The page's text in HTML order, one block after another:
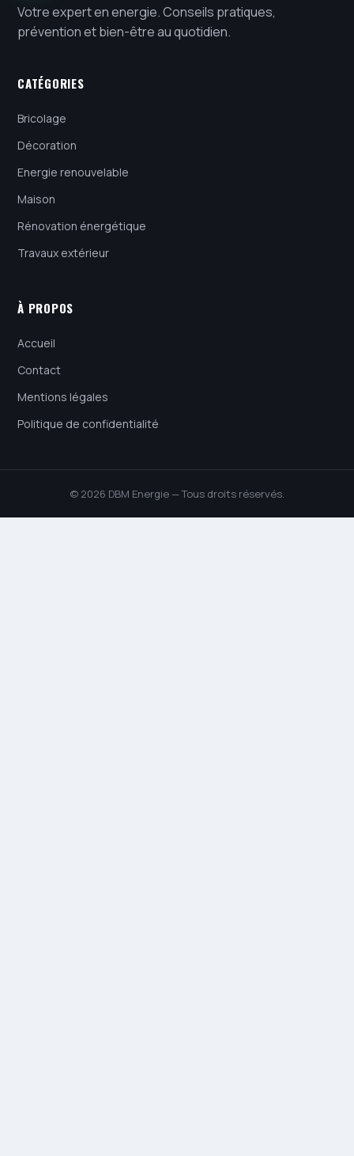
Votre expert en energie. Conseils pratiques,
prévention et bien-être au quotidien.
CATÉGORIES
Bricolage
Décoration
Energie renouvelable
Maison
Rénovation énergétique
Travaux extérieur
À PROPOS
Accueil
Contact
Mentions légales
Politique de confidentialité
© 2026 DBM Energie — Tous droits réservés.